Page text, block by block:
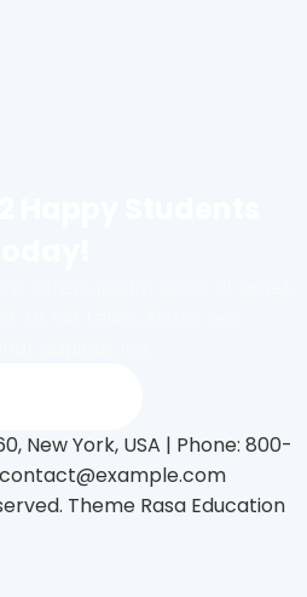
New York, USA | Phone: 800-
contact@example.com
Theme Rasa Education